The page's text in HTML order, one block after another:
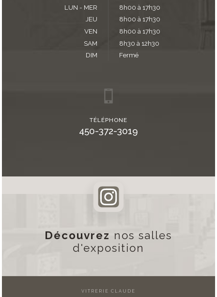
LUN - MER
8h00 à 17h30
JEU
8h00 à 17h30
VEN
8h00 à 17h30
SAM
8h30 à 12h30
DIM
Fermé
TÉLÉPHONE
450-372-3019
Découvrez nos salles
d'exposition
VITRERIE CLAUDE